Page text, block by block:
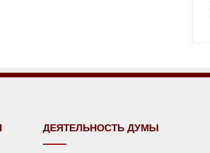
ДЕЯТЕЛЬНОСТЬ ДУМЫ